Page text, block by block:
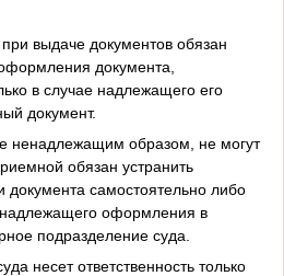
выдаче документов обязан
документа,
в случае надлежащего его
документ.
ненадлежащим образом, не могут
обязан устранить
документа самостоятельно либо
надлежащего оформления в
подразделение суда.
несет ответственность только